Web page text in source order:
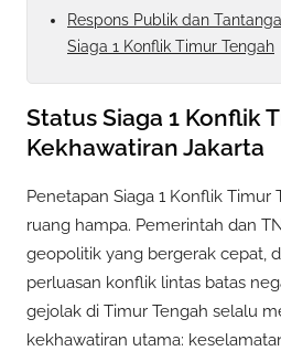
Respons Publik dan
Siaga 1 Konflik Timur Tengah
Status Siaga 1 Konflik
Kekhawatiran Jakarta
Penetapan Siaga 1 Konflik Timur
ruang hampa. Pemerintah dan
geopolitik yang bergerak cepat,
perluasan konflik lintas batas
gejolak di Timur Tengah selalu
kekhawatiran utama: